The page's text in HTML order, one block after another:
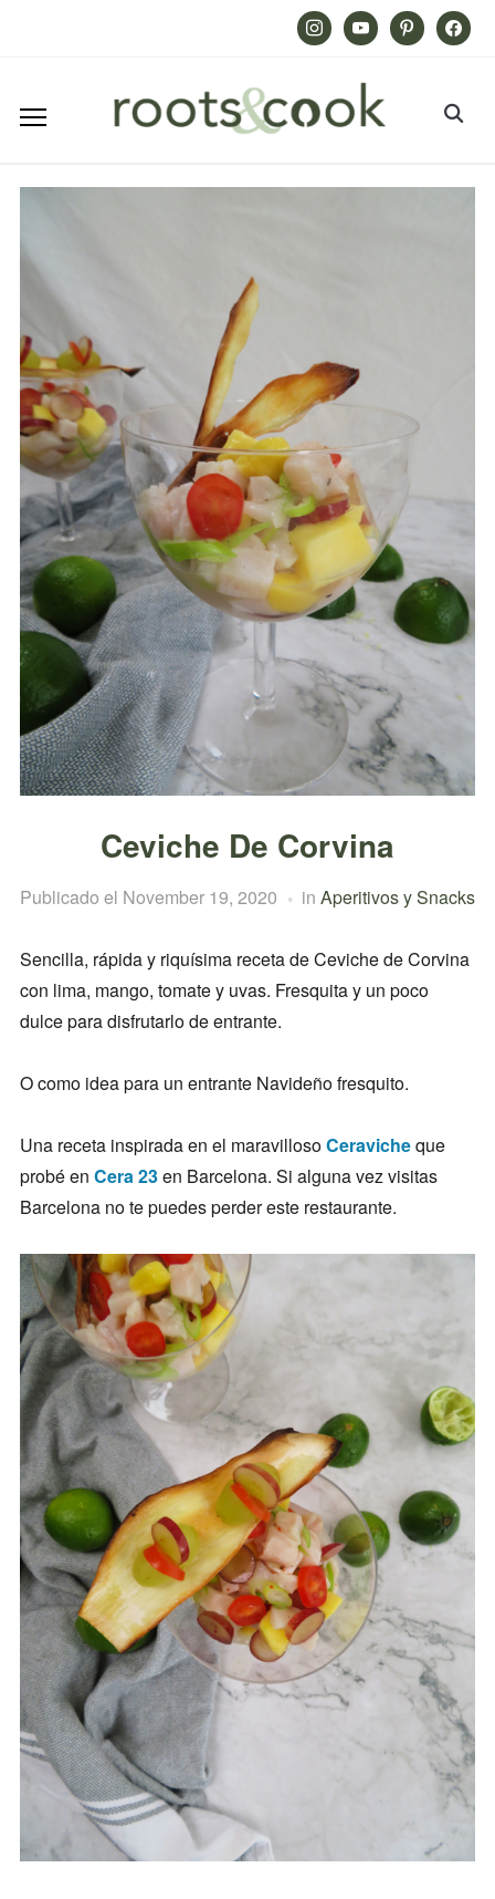
InstagramYoutube PinterestFacebook
Ceviche De Corvina
Publicado el November 19, 2020 in Aperitivos y Snacks
Sencilla, rápida y riquísima receta de Ceviche de Corvina
con lima, mango, tomate y uvas. Fresquita y un poco
dulce para disfrutarlo de entrante.
O como idea para un entrante Navideño fresquito.
Una receta inspirada en el maravillosoCeravicheque
probé en Cera 23en Barcelona. Si alguna vez visitas
Barcelona no te puedes perder este restaurante.